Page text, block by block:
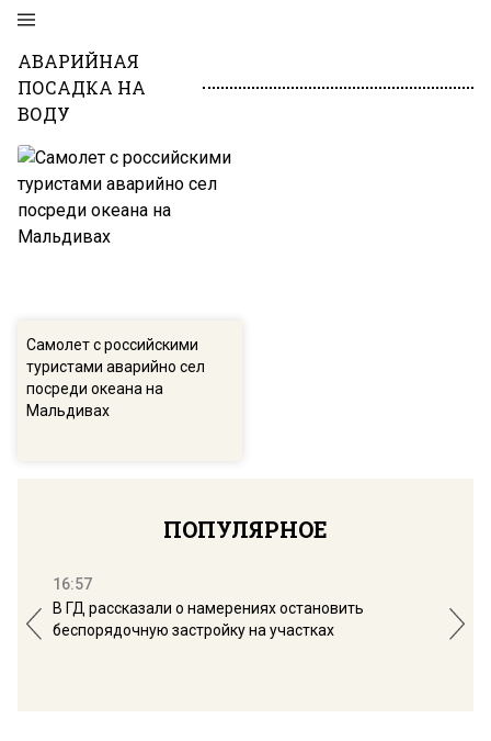
АВАРИЙНАЯ
ПОСАДКА НА
ВОДУ
Самолет с российскими
туристами аварийно сел
посреди океана на
Мальдивах
ПОПУЛЯРНОЕ
16:57
В ГД рассказали о намерениях остановить
беспорядочную застройку на участках